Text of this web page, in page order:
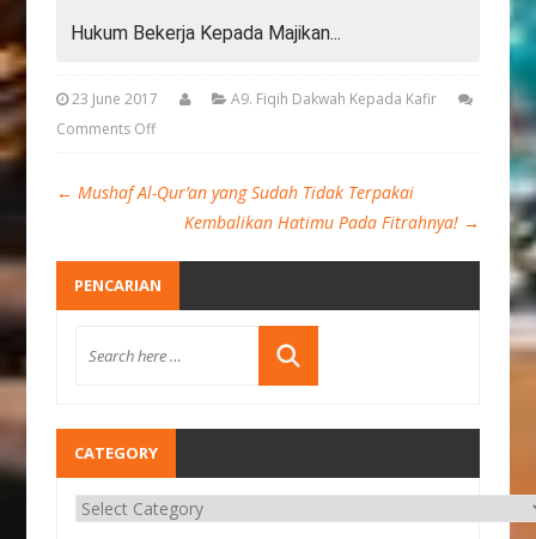
Hukum Bekerja Kepada Majikan...
23 June 2017
A9. Fiqih Dakwah Kepada Kafir
Comments Off
← Mushaf Al-Qur’an yang Sudah Tidak Terpakai
Kembalikan Hatimu Pada Fitrahnya! →
PENCARIAN
CATEGORY